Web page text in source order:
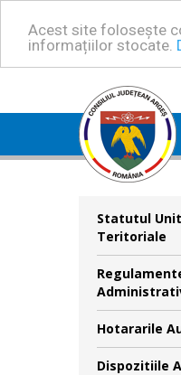
Acest site folosește
informațiilor stocate.
Statutul
Teritoriale
Hotararile
Dispozitiile